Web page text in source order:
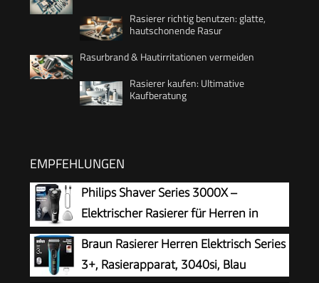
Rasierer richtig benutzen: glatte,
hautschonende Rasur
Rasurbrand & Hautirritationen vermeiden
Rasierer kaufen: Ultimative
Kaufberatung
EMPFEHLUNGEN
Philips Shaver Series 3000X –
Elektrischer Rasierer für Herren in
Schwarz, Nass- und Trockenrasur, mit
SkinProtect-Technologie, ausklappbarem
Bartschneider (Modell X3001/00)
Braun Rasierer Herren Elektrisch Series
3+, Rasierapparat, 3040si, Blau